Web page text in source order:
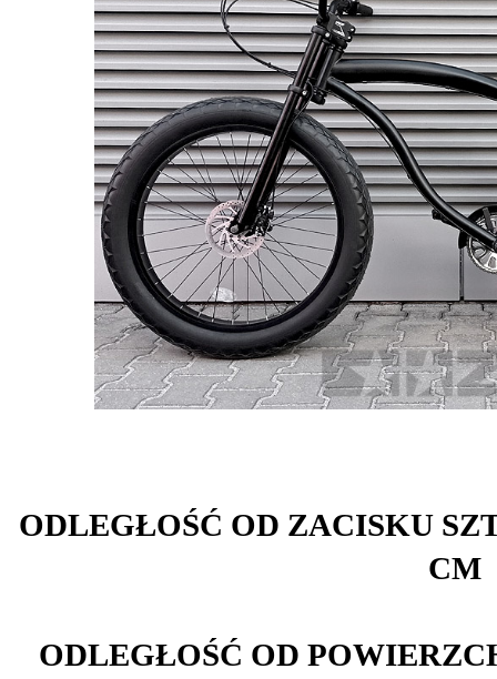
ODLEGŁOŚĆ OD ZACISKU
CM
ODLEGŁOŚĆ OD